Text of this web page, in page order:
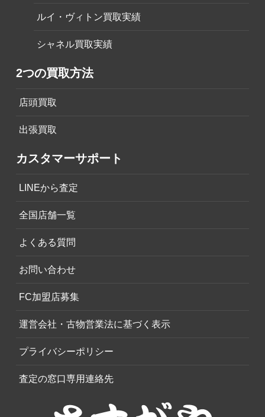
ルイ・ヴィトン買取実績
シャネル買取実績
2つの買取方法
店頭買取
出張買取
カスタマーサポート
LINEから査定
全国店舗一覧
よくある質問
お問い合わせ
FC加盟店募集
運営会社・古物営業法に基づく表示
プライバシーポリシー
査定の窓口専用連絡先